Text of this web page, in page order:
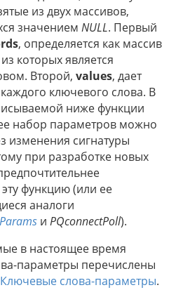
из двух массивов,
значением NULL. Первый
, определяется как массив
которых является
Второй, values, дает
ключевого слова. В
ниже функции
набор параметров можно
изменения сигнатуры
при разработке новых
функцию (или ее
аналоги
и PQconnectPoll).
в настоящее время
параметры перечислены
Ключевые слова-параметры.